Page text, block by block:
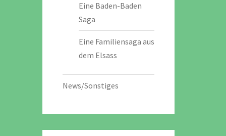
Eine Baden-Baden
Saga
Eine Familiensaga aus
dem Elsass
News/Sonstiges